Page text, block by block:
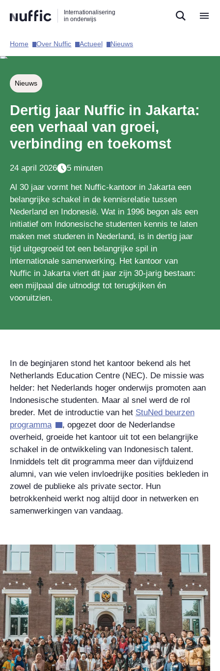
naar
zoekfunctie
naar
hoofdnavigatie
naar
inhoud
Internationalisering
in onderwijs
Hoofdnavigatie
Home​ Over Nuffic​ Actueel​ Nieuws​
Nieuws
Dertig jaar Nuffic in Jakarta:
een verhaal van groei,
verbinding en toekomst
24 april 2026 5 minuten
Al 30 jaar vormt het Nuffic-kantoor in Jakarta een
belangrijke schakel in de kennisrelatie tussen
Nederland en Indonesië. Wat in 1996 begon als een
initiatief om Indonesische studenten kennis te laten
maken met studeren in Nederland, is in dertig jaar
tijd uitgegroeid tot een belangrijke spil in
internationale samenwerking. Het kantoor van
Nuffic in Jakarta viert dit jaar zijn 30-jarig bestaan:
een mijlpaal die uitnodigt tot terugkijken én
vooruitzien.
In de beginjaren stond het kantoor bekend als het
Netherlands Education Centre (NEC). De missie was
helder: het Nederlands hoger onderwijs promoten aan
Indonesische studenten. Maar al snel werd de rol
breder. Met de introductie van het StuNed beurzen
programma
, opgezet door de Nederlandse
overheid, groeide het kantoor uit tot een belangrijke
schakel in de ontwikkeling van Indonesisch talent.
Inmiddels telt dit programma meer dan vijfduizend
alumni, van wie velen invloedrijke posities bekleden in
zowel de publieke als private sector. Hun
betrokkenheid werkt nog altijd door in netwerken en
samenwerkingen van vandaag.